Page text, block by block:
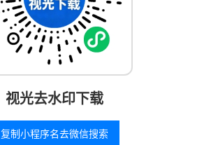
视光去水印下载
复制小程序名去微信搜索